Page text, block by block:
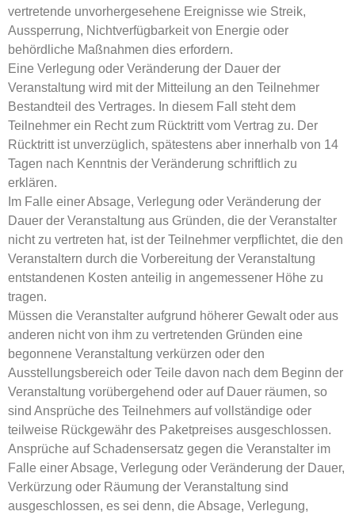
vertretende unvorhergesehene Ereignisse wie Streik,
Aussperrung, Nichtverfügbarkeit von Energie oder
behördliche Maßnahmen dies erfordern.
Eine Verlegung oder Veränderung der Dauer der
Veranstaltung wird mit der Mitteilung an den Teilnehmer
Bestandteil des Vertrages. In diesem Fall steht dem
Teilnehmer ein Recht zum Rücktritt vom Vertrag zu. Der
Rücktritt ist unverzüglich, spätestens aber innerhalb von 14
Tagen nach Kenntnis der Veränderung schriftlich zu
erklären.
Im Falle einer Absage, Verlegung oder Veränderung der
Dauer der Veranstaltung aus Gründen, die der Veranstalter
nicht zu vertreten hat, ist der Teilnehmer verpflichtet, die den
Veranstaltern durch die Vorbereitung der Veranstaltung
entstandenen Kosten anteilig in angemessener Höhe zu
tragen.
Müssen die Veranstalter aufgrund höherer Gewalt oder aus
anderen nicht von ihm zu vertretenden Gründen eine
begonnene Veranstaltung verkürzen oder den
Ausstellungsbereich oder Teile davon nach dem Beginn der
Veranstaltung vorübergehend oder auf Dauer räumen, so
sind Ansprüche des Teilnehmers auf vollständige oder
teilweise Rückgewähr des Paketpreises ausgeschlossen.
Ansprüche auf Schadensersatz gegen die Veranstalter im
Falle einer Absage, Verlegung oder Veränderung der Dauer,
Verkürzung oder Räumung der Veranstaltung sind
ausgeschlossen, es sei denn, die Absage, Verlegung,